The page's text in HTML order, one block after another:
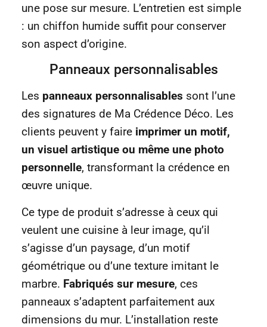
une pose sur mesure. L’entretien est simple
: un chiffon humide suffit pour conserver
son aspect d’origine.
Panneaux personnalisables
Les panneaux personnalisables sont l’une
des signatures de Ma Crédence Déco. Les
clients peuvent y faire imprimer un motif,
un visuel artistique ou même une photo
personnelle, transformant la crédence en
œuvre unique.
Ce type de produit s’adresse à ceux qui
veulent une cuisine à leur image, qu’il
s’agisse d’un paysage, d’un motif
géométrique ou d’une texture imitant le
marbre. Fabriqués sur mesure, ces
panneaux s’adaptent parfaitement aux
dimensions du mur. L’installation reste